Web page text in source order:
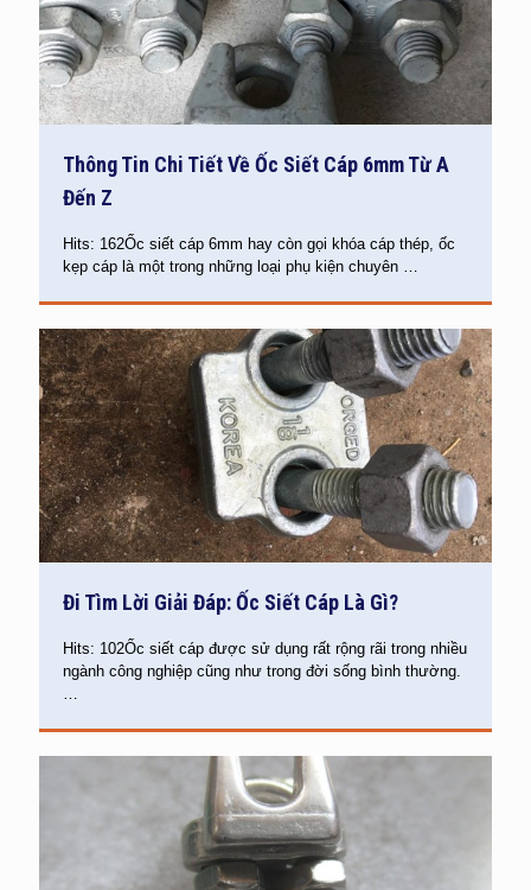
Thông Tin Chi Tiết Về Ốc Siết Cáp 6mm Từ A
Đến Z
Hits: 162Ốc siết cáp 6mm hay còn gọi khóa cáp thép, ốc
kẹp cáp là một trong những loại phụ kiện chuyên …
Đi Tìm Lời Giải Đáp: Ốc Siết Cáp Là Gì?
Hits: 102Ốc siết cáp được sử dụng rất rộng rãi trong nhiều
ngành công nghiệp cũng như trong đời sống bình thường.